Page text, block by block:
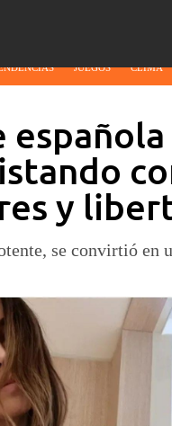
JUEGOS CLIMA
y
se convirtió en